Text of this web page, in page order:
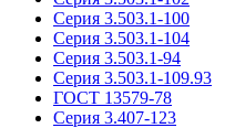
Серия 3.503.1-100
Серия 3.503.1-104
Серия 3.503.1-94
Серия 3.503.1-109.93
ГОСТ 13579-78
Серия 3.407-123